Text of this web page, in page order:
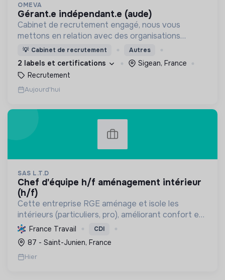
OMEVA
gérant.e indépendant.e (aude)
Cabinet de recrutement engagé, nous vous
mettons en relation avec des organisations
soucieuses de leurs impacts, afin d'œuvrer
ensemble pour un futur souhaitable.
💡 Cabinet de recrutement Autres
2 labels et certifications
Sigean, France
Recrutement
Aujourd'hui
SAS L.T.D
chef d'équipe h/f aménagement intérieur
(h/f)
Cette entreprise RGE aménage et isole les
intérieurs (particuliers, pro), améliorant confort et
performance énergétique grâce à la plâtrerie, aux
plafonds suspendus et à la menuiserie
d'agencement.
France Travail CDI
87 - Saint-Junien, France
Hier